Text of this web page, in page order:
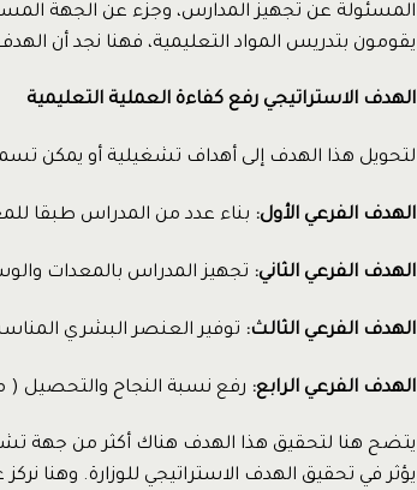
المسئولة عن تجهيز المدارس، وجزء عن الجهة
يقومون بتدريس المواد التعليمية، فهنا نجد أن
الهدف الاستراتيجي رفع كفاءة العملية التعليمية
لتحويل هذا الهدف إلى أهداف تشغيلية أو يمكن
الهدف الفرعي الأول: بناء عدد من المدراس طبقا
الهدف الفرعي الثاني: تجهيز المدراس بالمعدات
الهدف الفرعي الثالث: توفير العنصر البشري
الهدف الفرعي الرابع: رفع نسبة النجاح والتحصيل (
يتضح هنا لتحقيق هذا الهدف هناك أكثر من جهة
يؤثر في تحقيق الهدف الاستراتيجي للوزارة. وهنا